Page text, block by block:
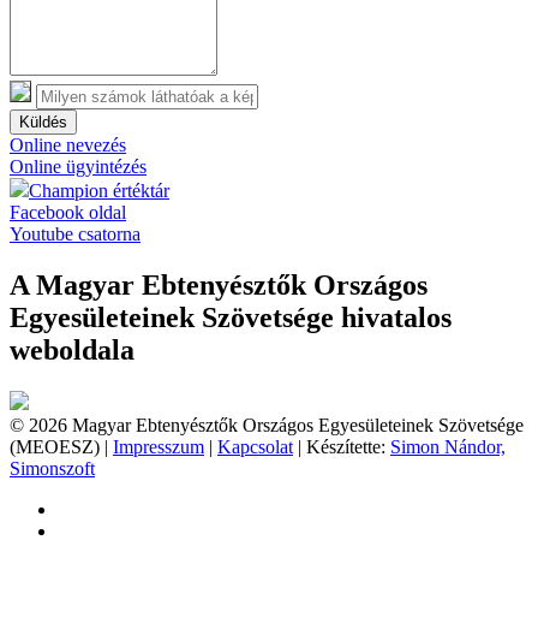
Küldés
Online nevezés
Online ügyintézés
Champion értéktár
Facebook oldal
Youtube csatorna
A Magyar Ebtenyésztők Országos
Egyesületeinek Szövetsége hivatalos
weboldala
© 2026 Magyar Ebtenyésztők Országos Egyesületeinek Szövetsége
(MEOESZ) | Impresszum | Kapcsolat | Készítette: Simon Nándor,
Simonszoft